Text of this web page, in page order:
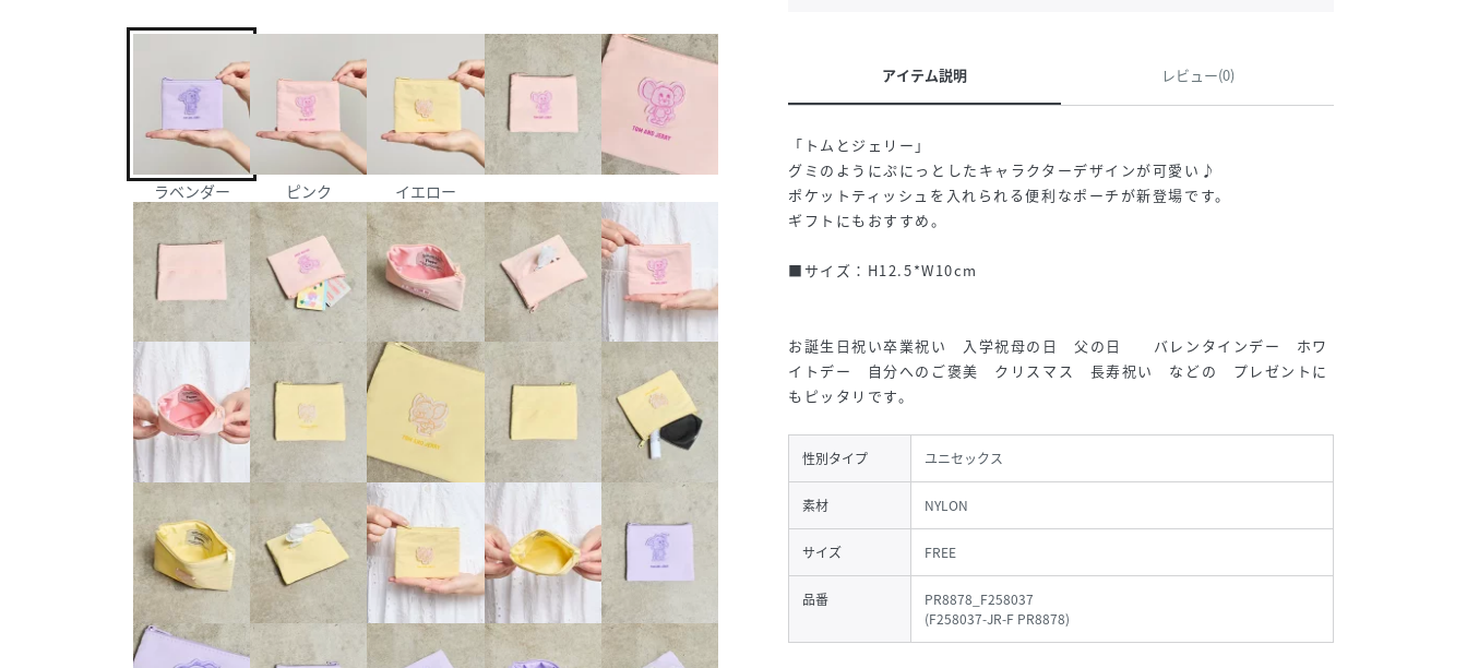
ラベンダー ピンク イエロー
アイテム説明 レビュー(0)
「トムとジェリー」
グミのようにぷにっとしたキャラクターデザインが可愛い♪
ポケットティッシュを入れられる便利なポーチが新登場です。
ギフトにもおすすめ。
■サイズ：H12.5*W10cm
お誕生日祝い卒業祝い 入学祝母の日 父の日 バレンタインデー ホワ
イトデー 自分へのご褒美 クリスマス 長寿祝い などの プレゼントに
もピッタリです。
性別タイプ ユニセックス
素材 NYLON
サイズ FREE
品番
PR8878_F258037
(F258037-JR-F PR8878)